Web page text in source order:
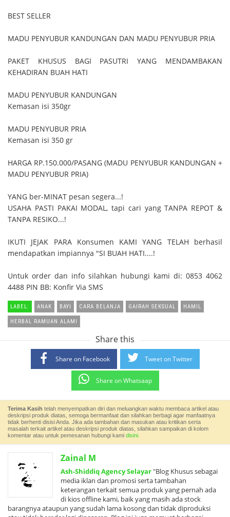
BEST SELLER
MADU PENYUBUR KANDUNGAN DAN MADU PENYUBUR PRIA
PAKET KHUSUS BAGI PASUTRI YANG MENDAMBAKAN
KEHADIRAN BUAH HATI
MADU PENYUBUR KANDUNGAN
Kemasan isi 350gr
MADU PENYUBUR PRIA
Kemasan isi 350 gr
HARGA RP.150.000/PASANG (MADU PENYUBUR KANDUNGAN +
MADU PENYUBUR PRIA)
YANG ber-MINAT pesan segera...!
USAHA PASTI PAKAI MODAL, tapi cari yang TANPA REPOT &
TANPA RESIKO...!
IKUTI JEJAK PARA Konsumen KAMI YANG TELAH berhasil
mendapatkan impiannya "SI BUAH HATI....!
Untuk order dan info silahkan hubungi kami di: 0853 4062
4488 PIN BB: Konfir Via SMS
LABEL: ANAK BAYI CARA BELANJA GAIRAH SEKSUAL HAMIL
HERBAL RAMUAN ALAMI
Share this
Share on Facebook Tweet on Twitter
Share on Whatsaap
Terima Kasih telah menyempatkan diri dan meluangkan waktu membaca artikel atau
deskripsi produk diatas, semoga bermanfaat dan silahkan berbagi agar manfaatnya
tidak berhenti disisi Anda. Jika ada tambahan dan masukan atau kritikan serta
masalah terkait artikel atau deskripsi produk diatas, silahkan sampaikan di kolom
komentar atau untuk pemesanan hubungi kami disini.
Zainal M
Ash-Shiddiq Agency Selayar"Blog Khusus sebagai
media iklan dan promosi serta tambahan
keterangan terkait semua produk yang pernah ada
di kios offline kami, baik yang masih ada stock
barangnya ataupun yang sudah lama kosong dan tidak diproduksi